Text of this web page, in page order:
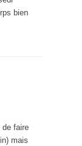
bien
faire
mais